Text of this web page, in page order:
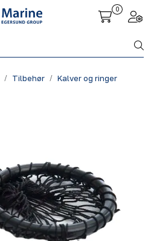
0
Tilbehør
Kalver og ringer